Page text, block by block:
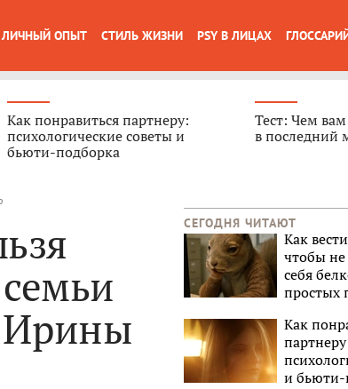
ЛИЧНЫЙ ОПЫТ СТИЛЬ ЖИЗНИ PSY В ЛИЦАХ
Как понравиться партнеру:
психологические советы и
бьюти-подборка
Тест: Чем вам
в последний
Ирины
СЕГОДНЯ ЧИТАЮТ
Как
чтобы не
себя
простых
Как
и бьюти-